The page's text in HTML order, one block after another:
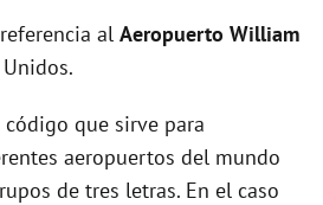
al Aeropuerto William
que sirve para
aeropuertos del mundo
de tres letras. En el caso